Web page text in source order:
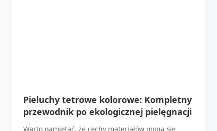
Pieluchy tetrowe kolorowe: Kompletny
przewodnik po ekologicznej pielęgnacji
Warto pamiętać, że cechy materiałów mogą się